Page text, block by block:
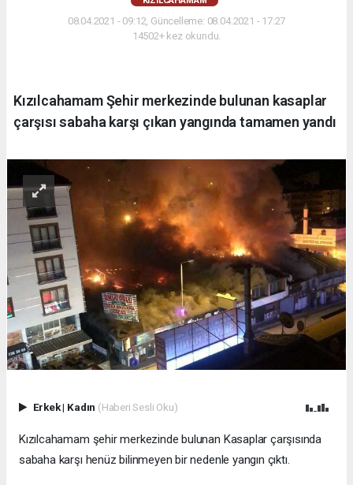
08.04.2021 - 09:12, Güncelleme: 08.04.2021 - 17:27
14502+ kez okundu.
Kızılcahamam Şehir merkezinde bulunan kasaplar
çarşısı sabaha karşı çıkan yangında tamamen yandı
Erkek| Kadın (Haberi Sesli Oku)
Kızılcahamam şehir merkezinde bulunan Kasaplar çarşısında
sabaha karşı henüz bilinmeyen bir nedenle yangın çıktı.